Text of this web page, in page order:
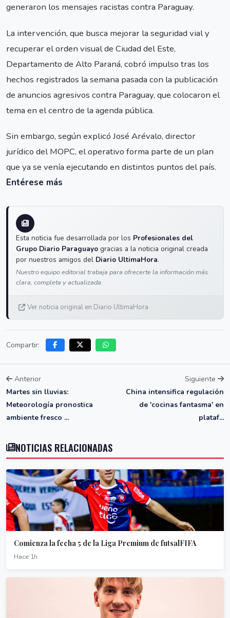
generaron los mensajes racistas contra Paraguay.
La intervención, que busca mejorar la seguridad vial y
recuperar el orden visual de Ciudad del Este,
Departamento de Alto Paraná, cobró impulso tras los
hechos registrados la semana pasada con la publicación
de anuncios agresivos contra Paraguay, que colocaron el
tema en el centro de la agenda pública.
Sin embargo, según explicó José Arévalo, director
jurídico del MOPC, el operativo forma parte de un plan
que ya se venía ejecutando en distintos puntos del país.
Entérese más
Esta noticia fue desarrollada por los Profesionales del
Grupo Diario Paraguayo gracias a la noticia original creada
por nuestros amigos del Diario UltimaHora.
Nuestro equipo editorial trabaja para ofrecerte la información más
clara, completa y actualizada.
Ver noticia original en Diario UltimaHora
Compartir:
Anterior
Martes sin lluvias:
Meteorología pronostica
ambiente fresco ...
Siguiente
China intensifica regulación
de 'cocinas fantasma' en
plataf...
NOTICIAS RELACIONADAS
Comienza la fecha 5 de la Liga Premium de futsalFIFA
Hace 1h